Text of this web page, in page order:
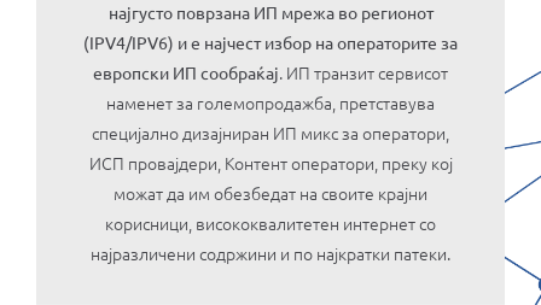
најгусто поврзана ИП мрежа во регионот
(IPV4/IPV6) и е најчест избор на oператорите за
европски ИП сообраќај. ИП транзит сервисот
наменет за големопродажба, претставува
специјално дизајниран ИП микс за oператори,
ИСП провајдери, Контент оператори, преку коj
можат да им обезбедат на своите крајни
корисници, висококвалитетен интернет со
најразличени содржини и по најкратки патеки.